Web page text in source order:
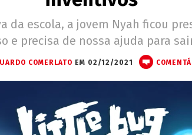
da escola, a jovem Nyah ficou
e precisa de nossa ajuda para
COMERLATO EM 02/12/2021